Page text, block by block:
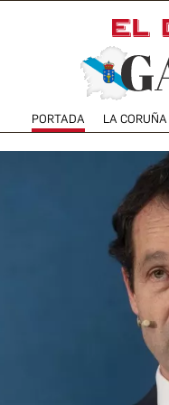
PORTADA LA CORUÑA